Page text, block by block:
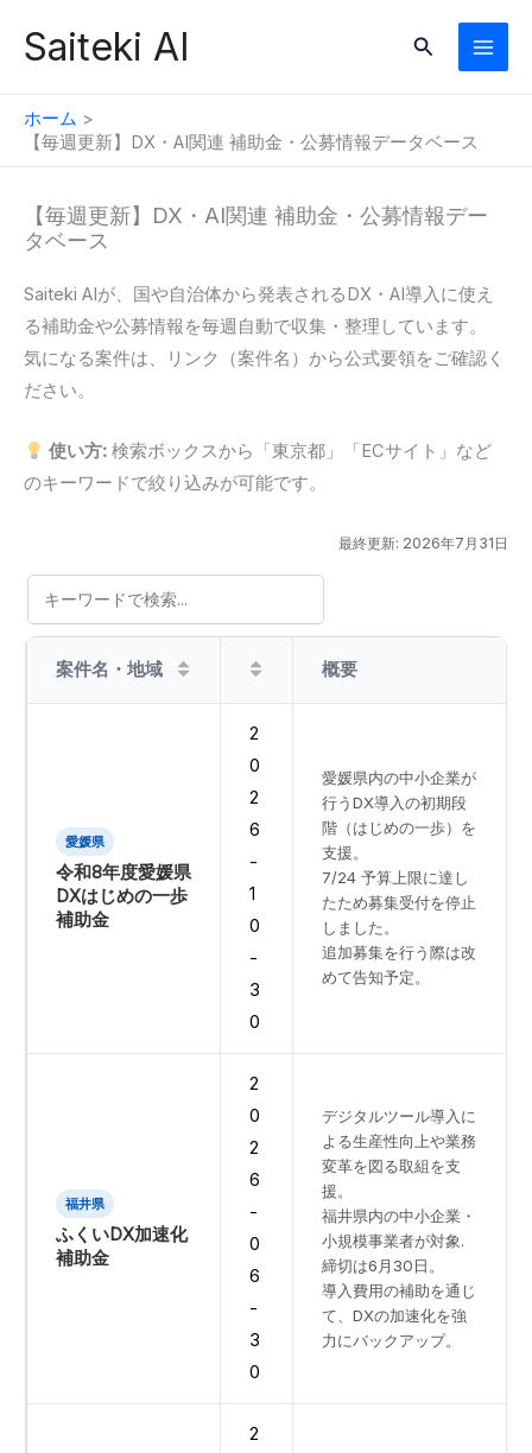
Saiteki AI
検
ホーム
【毎週更新】DX・AI関連 補助金・公募情報データベース
【毎週更新】DX・AI関連 補助金・公募情報デー
タベース
Saiteki AIが、国や自治体から発表されるDX・AI導入に使え
る補助金や公募情報を毎週自動で収集・整理しています。
気になる案件は、リンク（案件名）から公式要領をご確認く
ださい。
使い方:検索ボックスから「東京都」「ECサイト」など
のキーワードで絞り込みが可能です。
最終更新: 2026年7月31日
案件名・地域 期限 概要
愛媛県
令和8年度愛媛県
DXはじめの一歩
補助金
2
0
2
6
-
1
0
-
3
0
愛媛県内の中小企業が
行うDX導入の初期段
階（はじめの一歩）を
支援。
7/24 予算上限に達し
たため募集受付を停止
しました。
追加募集を行う際は改
めて告知予定。
福井県
ふくいDX加速化
補助金
2
0
2
6
-
0
6
-
3
0
デジタルツール導入に
よる生産性向上や業務
変革を図る取組を支
援。
福井県内の中小企業・
小規模事業者が対象.
締切は6月30日。
導入費用の補助を通じ
て、DXの加速化を強
力にバックアップ。
2